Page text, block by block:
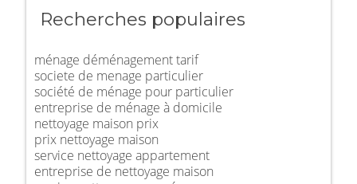
Recherches populaires
ménage déménagement tarif
societe de menage particulier
société de ménage pour particulier
entreprise de ménage à domicile
nettoyage maison prix
prix nettoyage maison
service nettoyage appartement
entreprise de nettoyage maison